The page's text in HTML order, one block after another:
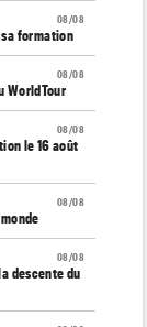
08/08
formation
08/08
WorldTour
08/08
le 16 août
08/08
08/08
descente du